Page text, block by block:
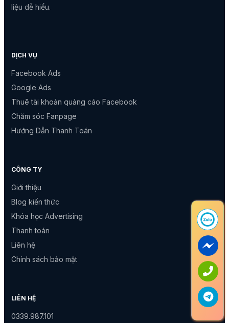
liệu dễ hiểu.
DỊCH VỤ
Facebook Ads
Google Ads
Thuê tài khoản quảng cáo Facebook
Chăm sóc Fanpage
Hướng Dẫn Thanh Toán
CÔNG TY
Giới thiệu
Blog kiến thức
Khóa học Advertising
Thanh toán
Liên hệ
Chính sách bảo mật
LIÊN HỆ
0339.987.101